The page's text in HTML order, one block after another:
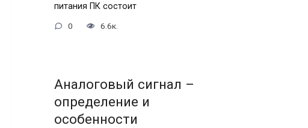
питания ПК состоит
0 6.6к.
Аналоговый сигнал –
определение и
особенности